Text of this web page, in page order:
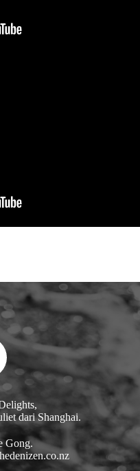
dari Shanghai.
Gong.